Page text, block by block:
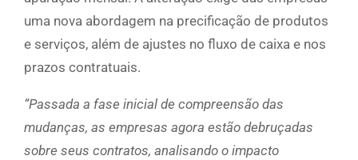
uma nova abordagem na precificação de produtos
e serviços, além de ajustes no fluxo de caixa e nos
prazos contratuais.
“Passada a fase inicial de compreensão das
mudanças, as empresas agora estão debruçadas
sobre seus contratos, analisando o impacto